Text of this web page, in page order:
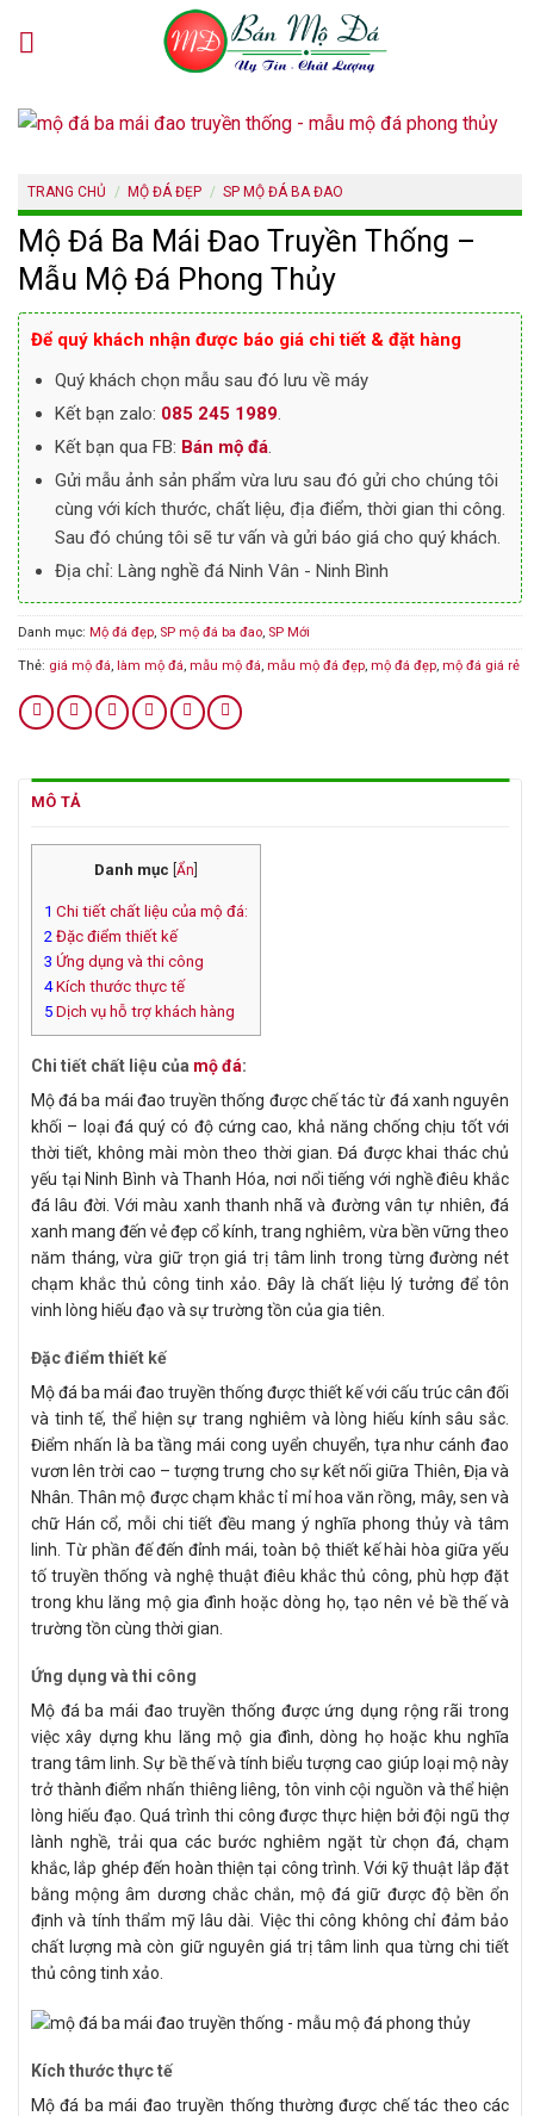
TRANG CHỦ / MỘ ĐÁ ĐẸP / SP MỘ ĐÁ BA ĐAO
Mộ Đá Ba Mái Đao Truyền Thống –
Mẫu Mộ Đá Phong Thủy
Để quý khách nhận được báo giá chi tiết & đặt hàng
Quý khách chọn mẫu sau đó lưu về máy
Kết bạn zalo: 085 245 1989.
Kết bạn qua FB: Bán mộ đá.
Gửi mẫu ảnh sản phẩm vừa lưu sau đó gửi cho chúng tôi
cùng với kích thước, chất liệu, địa điểm, thời gian thi công.
Sau đó chúng tôi sẽ tư vấn và gửi báo giá cho quý khách.
Địa chỉ: Làng nghề đá Ninh Vân - Ninh Bình
Danh mục: Mộ đá đẹp, SP mộ đá ba đao, SP Mới
Thẻ: giá mộ đá, làm mộ đá, mẫu mộ đá, mẫu mộ đá đẹp, mộ đá đẹp, mộ đá giá rẻ
MÔ TẢ
Danh mục Ẩn
1 Chi tiết chất liệu của mộ đá:
2 Đặc điểm thiết kế
3 Ứng dụng và thi công
4Kích thước thực tế
5 Dịch vụ hỗ trợ khách hàng
Chi tiết chất liệu của mộ đá:
Mộ đá ba mái đao truyền thống được chế tác từ đá xanh nguyên
khối – loại đá quý có độ cứng cao, khả năng chống chịu tốt với
thời tiết, không mài mòn theo thời gian. Đá được khai thác chủ
yếu tại Ninh Bình và Thanh Hóa, nơi nổi tiếng với nghề điêu khắc
đá lâu đời. Với màu xanh thanh nhã và đường vân tự nhiên, đá
xanh mang đến vẻ đẹp cổ kính, trang nghiêm, vừa bền vững theo
năm tháng, vừa giữ trọn giá trị tâm linh trong từng đường nét
chạm khắc thủ công tinh xảo. Đây là chất liệu lý tưởng để tôn
vinh lòng hiếu đạo và sự trường tồn của gia tiên.
Đặc điểm thiết kế
Mộ đá ba mái đao truyền thống được thiết kế với cấu trúc cân đối
và tinh tế, thể hiện sự trang nghiêm và lòng hiếu kính sâu sắc.
Điểm nhấn là ba tầng mái cong uyển chuyển, tựa như cánh đao
vươn lên trời cao – tượng trưng cho sự kết nối giữa Thiên, Địa và
Nhân. Thân mộ được chạm khắc tỉ mỉ hoa văn rồng, mây, sen và
chữ Hán cổ, mỗi chi tiết đều mang ý nghĩa phong thủy và tâm
linh. Từ phần đế đến đỉnh mái, toàn bộ thiết kế hài hòa giữa yếu
tố truyền thống và nghệ thuật điêu khắc thủ công, phù hợp đặt
trong khu lăng mộ gia đình hoặc dòng họ, tạo nên vẻ bề thế và
trường tồn cùng thời gian.
Ứng dụng và thi công
Mộ đá ba mái đao truyền thống được ứng dụng rộng rãi trong
việc xây dựng khu lăng mộ gia đình, dòng họ hoặc khu nghĩa
trang tâm linh. Sự bề thế và tính biểu tượng cao giúp loại mộ này
trở thành điểm nhấn thiêng liêng, tôn vinh cội nguồn và thể hiện
lòng hiếu đạo. Quá trình thi công được thực hiện bởi đội ngũ thợ
lành nghề, trải qua các bước nghiêm ngặt từ chọn đá, chạm
khắc, lắp ghép đến hoàn thiện tại công trình. Với kỹ thuật lắp đặt
bằng mộng âm dương chắc chắn, mộ đá giữ được độ bền ổn
định và tính thẩm mỹ lâu dài. Việc thi công không chỉ đảm bảo
chất lượng mà còn giữ nguyên giá trị tâm linh qua từng chi tiết
thủ công tinh xảo.
Kích thước thực tế
Mộ đá ba mái đao truyền thống thường được chế tác theo các